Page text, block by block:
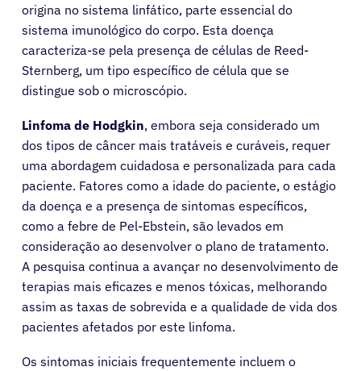
origina no sistema linfático, parte essencial do
sistema imunológico do corpo. Esta doença
caracteriza-se pela presença de células de Reed-
Sternberg, um tipo específico de célula que se
distingue sob o microscópio.
Linfoma de Hodgkin, embora seja considerado um
dos tipos de câncer mais tratáveis e curáveis, requer
uma abordagem cuidadosa e personalizada para cada
paciente. Fatores como a idade do paciente, o estágio
da doença e a presença de sintomas específicos,
como a febre de Pel-Ebstein, são levados em
consideração ao desenvolver o plano de tratamento.
A pesquisa continua a avançar no desenvolvimento de
terapias mais eficazes e menos tóxicas, melhorando
assim as taxas de sobrevida e a qualidade de vida dos
pacientes afetados por este linfoma.
Os sintomas iniciais frequentemente incluem o